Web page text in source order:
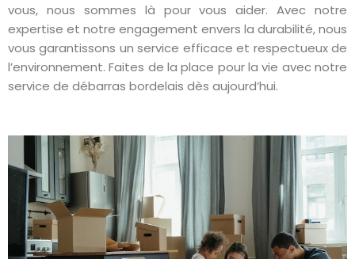
vous, nous sommes là pour vous aider. Avec notre
expertise et notre engagement envers la durabilité, nous
vous garantissons un service efficace et respectueux de
l’environnement. Faites de la place pour la vie avec notre
service de débarras bordelais dès aujourd’hui.